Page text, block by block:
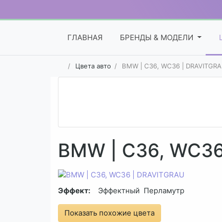
ГЛАВНАЯ БРЕНДЫ & МОДЕЛИ
Цвета авто BMW | C36, WC36 |
BMW | C36,
Эффект: Эффектный Перламутр
Показать похожие цвета